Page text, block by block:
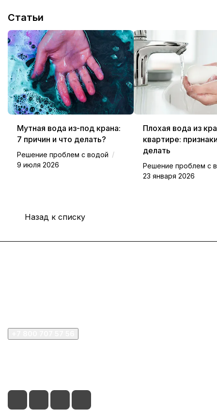
Статьи
Мутная вода из-под крана:
7 причин и что делать?
Решение проблем с водой /
9 июля 2026
Плохая вода из
квартире:
делать
Решение проблем с
23 января 2026
Назад к списку